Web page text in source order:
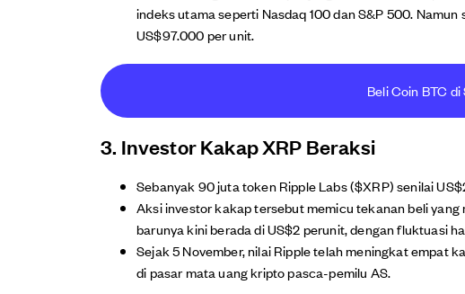
indeks utama seperti Nasdaq 100 dan S&P 500.
US$97.000 per unit.
Beli Coin BTC di
3. Investor Kakap XRP Beraksi
Sebanyak 90 juta token Ripple Labs ($XRP) senilai
Aksi investor kakap tersebut memicu tekanan beli
barunya kini berada di US$2 perunit, dengan fluktuasi
Sejak 5 November, nilai Ripple telah meningkat empat
di pasar mata uang kripto pasca-pemilu AS.